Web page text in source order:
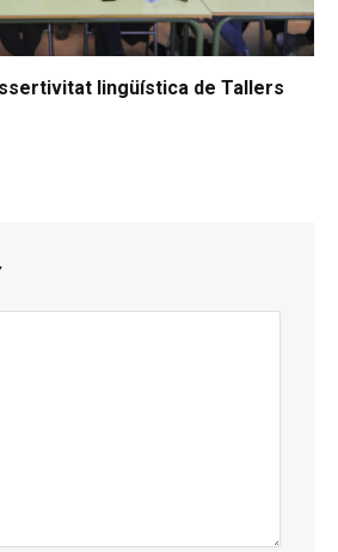
lingüística de Tallers